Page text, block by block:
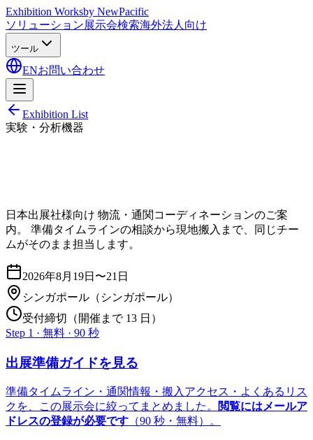
Exhibition Worksby NewPacific
ソリューション展示会検索海外法人向け
ツール
ENお問い合わせ
Exhibition List
実験・分析機器
日本出展社様向け 物流・通関コーディネーションのご案
内。 準備タイムラインの相談から現地搬入まで、同じチー
ムがそのまま担当します。
2026年8月19日〜21日
シンガポール （シンガポール）
受付締切（開催まで 13 日）
Step 1 · 無料 · 90 秒
出展準備ガイドを見る
準備タイムライン・通関情報・搬入アクセス・よくあるリス
クを、この展示会に絞ってまとめました。
閲覧にはメールア
ドレスの登録が必要です （90 秒・無料）。